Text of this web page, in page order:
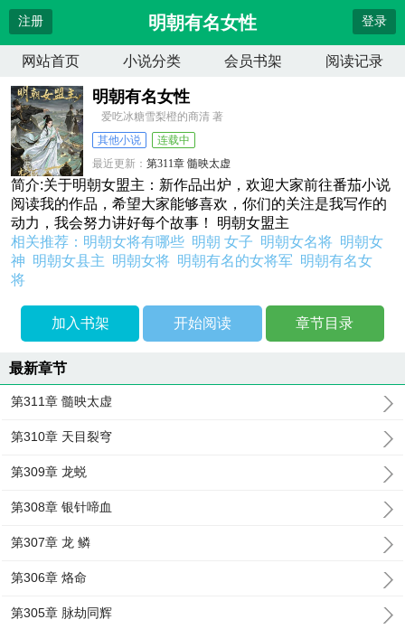
注册 明朝有名女性 登录
网站首页 小说分类 会员书架 阅读记录
明朝有名女性
爱吃冰糖雪梨橙的商清 著
其他小说
连载中
最近更新：第311章 髓映太虚
更新时间： 2026-04-11 08:11:06
简介:关于明朝女盟主：新作品出炉，欢迎大家前往番茄小说
阅读我的作品，希望大家能够喜欢，你们的关注是我写作的
动力，我会努力讲好每个故事！ 明朝女盟主
相关推荐： 明朝女将有哪些 明朝 女子 明朝女名将 明朝女
神 明朝女县主 明朝女将 明朝有名的女将军 明朝有名女
将
加入书架 开始阅读 章节目录
最新章节
第311章 髓映太虚
第310章 天目裂穹
第309章 龙蜕
第308章 银针啼血
第307章 龙 鳞
第306章 烙命
第305章 脉劫同辉